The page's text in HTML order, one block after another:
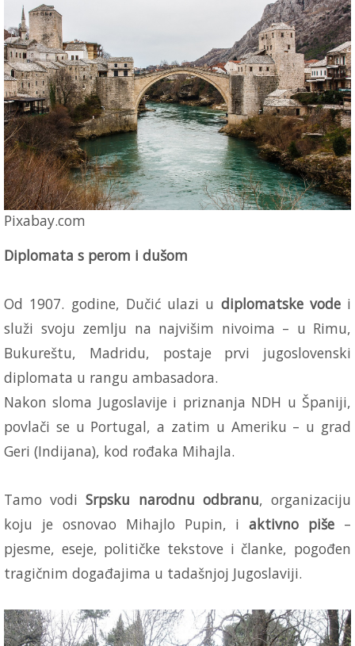
Pixabay.com
Diplomata s perom i dušom
Od 1907. godine, Dučić ulazi u diplomatske vodei
služi svoju zemlju na najvišim nivoima – u Rimu,
Bukureštu, Madridu, postaje prvi jugoslovenski
diplomata u rangu ambasadora.
Nakon sloma Jugoslavije i priznanja NDH u Španiji,
povlači se u Portugal, a zatim u Ameriku – u grad
Geri (Indijana), kod rođaka Mihajla.
Tamo vodiSrpsku narodnu odbranu, organizaciju
koju je osnovao Mihajlo Pupin, i aktivno piše –
pjesme, eseje, političke tekstove i članke, pogođen
tragičnim događajima u tadašnjoj Jugoslaviji.